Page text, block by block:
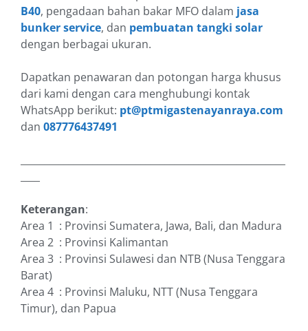
B40, pengadaan bahan bakar MFO dalam jasa
bunker service, dan pembuatan tangki solar
dengan berbagai ukuran.
Dapatkan penawaran dan potongan harga khusus
dari kami dengan cara menghubungi kontak
WhatsApp berikut: pt@ptmigastenayanraya.com
dan 087776437491
Keterangan:
Area 1 : Provinsi Sumatera, Jawa, Bali, dan Madura
Area 2 : Provinsi Kalimantan
Area 3 : Provinsi Sulawesi dan NTB (Nusa Tenggara
Barat)
Area 4 : Provinsi Maluku, NTT (Nusa Tenggara
Timur), dan Papua